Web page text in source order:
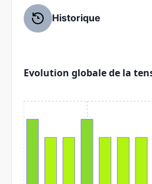
Historique
Evolution globale de la